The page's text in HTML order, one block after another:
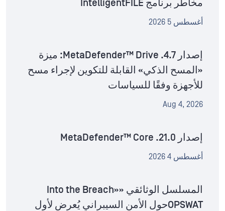
مخاطر برنامج IntelligentFILE
أغسطس 5 2026
إصدار MetaDefender™ Drive .4.7: ميزة
«المسح الذكي» القابلة للتكوين لإجراء مسح
للأجهزة وفقًا للسياسات
Aug 4, 2026
إصدار MetaDefender™ Core .21.0
أغسطس 4 2026
المسلسل الوثائقي «Into the Breach»
OPSWATحول الأمن السيبراني يُعرض لأول